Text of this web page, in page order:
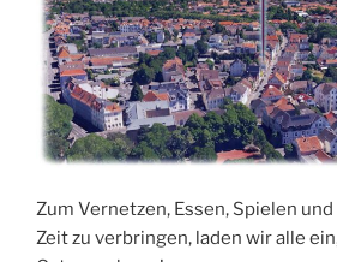
Zum Vernetzen, Essen, Spielen
Zeit zu verbringen, laden wir alle